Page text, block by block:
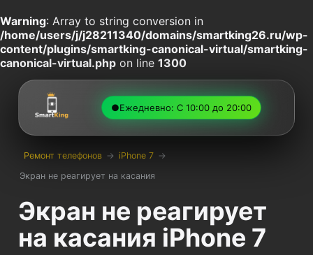
Warning: Array to string conversion in
/home/users/j/j28211340/domains/smartking26.ru/wp-
content/plugins/smartking-canonical-virtual/smartking-
canonical-virtual.php on line 1300
●Ежедневно: С 10:00 до 20:00
Ремонт телефонов → iPhone 7 →
Экран не реагирует на касания
Экран не реагирует
на касания iPhone 7